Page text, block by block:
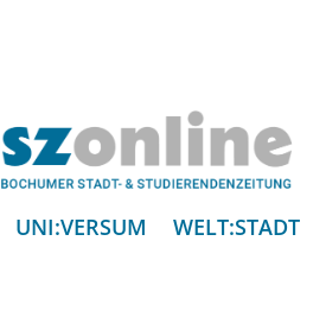
UNI:VERSUM WELT:STADT